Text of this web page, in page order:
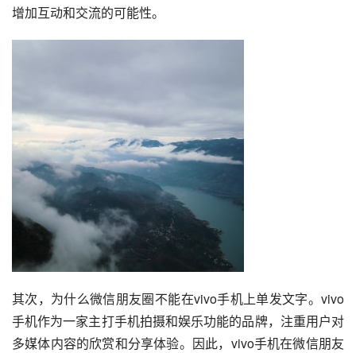
增加互动和交流的可能性。
其次，为什么微信朋友圈不能在vivo手机上单发文字。vivo
手机作为一家主打手机拍摄和娱乐功能的品牌，注重用户对
多媒体内容的欣赏和分享体验。因此，vivo手机在微信朋友